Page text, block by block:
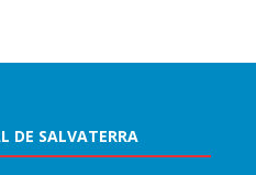
DE SALVATERRA